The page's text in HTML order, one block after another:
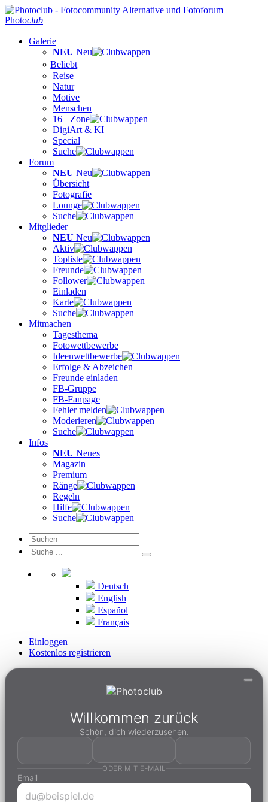
Photoclub
Galerie
NEU Neu
Beliebt
Reise
Natur
Motive
Menschen
16+ Zone
DigiArt & KI
Special
Suche
Forum
NEU Neu
Übersicht
Fotografie
Lounge
Suche
Mitglieder
NEU Neu
Aktiv
Topliste
Freunde
Follower
Einladen
Karte
Suche
Mitmachen
Tagesthema
Fotowettbewerbe
Ideenwettbewerbe
Erfolge & Abzeichen
Freunde einladen
FB-Gruppe
FB-Fanpage
Fehler melden
Moderieren
Suche
Infos
NEU Neues
Magazin
Premium
Ränge
Regeln
Hilfe
Suche
Deutsch
English
Español
Français
Einloggen
Kostenlos registrieren
Willkommen zurück
Schön, dich wiederzusehen.
ODER MIT E-MAIL
Email